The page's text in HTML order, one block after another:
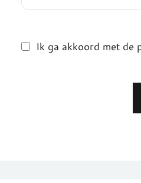
Ik ga akkoord met de